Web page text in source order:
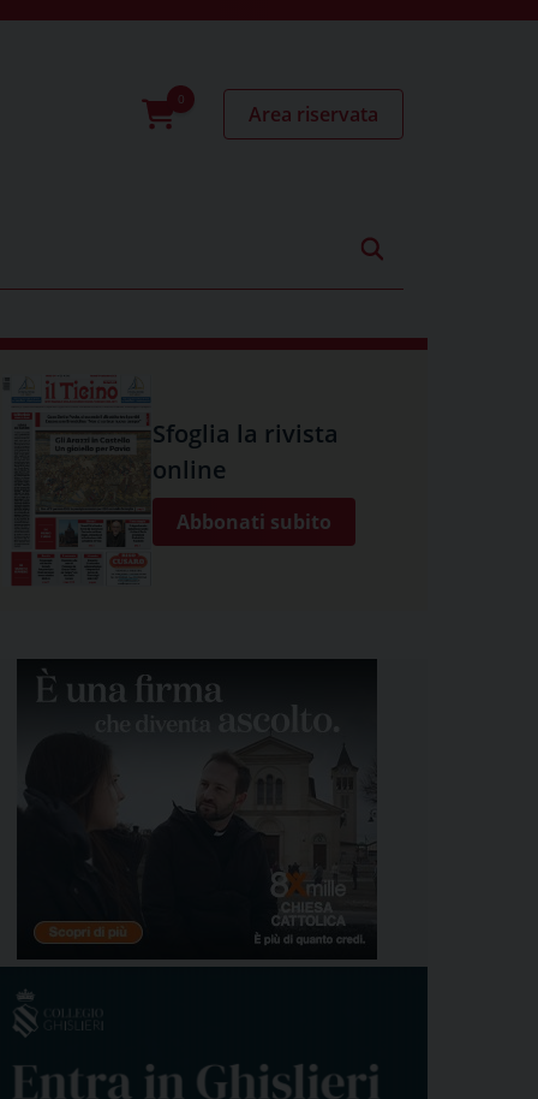
0
Area riservata
Sfoglia la rivista
online
Abbonati subito